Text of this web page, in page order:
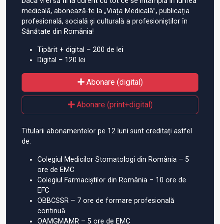
medicală, abonează-te la „Viața Medicală”, publicația
profesională, socială și culturală a profesioniștilor în
Sănătate din România!
Tipărit + digital – 200 de lei
Digital – 120 lei
Abonare (digital)
Abonare (print+digital)
Titularii abonamentelor pe 12 luni sunt creditați astfel
de:
Colegiul Medicilor Stomatologi din România – 5
ore de EMC
Colegiul Farmaciștilor din România – 10 ore de
EFC
OBBCSSR – 7 ore de formare profesională
continuă
OAMGMAMR – 5 ore de EMC